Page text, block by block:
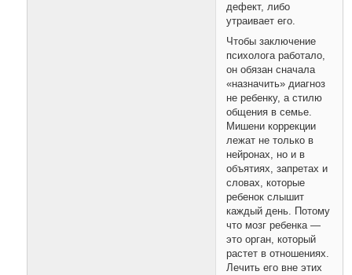
дефект, либо
утраивает его.
Чтобы заключение
психолога работало,
он обязан сначала
«назначить» диагноз
не ребенку, а стилю
общения в семье.
Мишени коррекции
лежат не только в
нейронах, но и в
объятиях, запретах и
словах, которые
ребенок слышит
каждый день. Потому
что мозг ребенка —
это орган, который
растет в отношениях.
Лечить его вне этих